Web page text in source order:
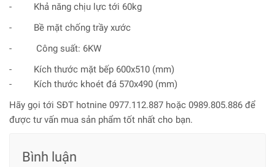
- Khả năng chịu lực tới 60kg
- Bề mặt chống trầy xước
- Công suất: 6KW
- Kích thước mặt bếp 600x510 (mm)
- Kích thước khoét đá 570x490 (mm)
Hãy gọi tới SĐT hotnine 0977.112.887 hoặc 0989.805.886 để
được tư vấn mua sản phẩm tốt nhất cho bạn.
Bình luận